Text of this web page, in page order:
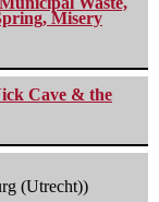
Misery
Cave & the
(Utrecht))